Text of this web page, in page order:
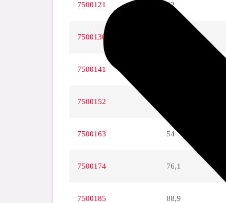
7500121 22
7500130
7500141
7500152
7500163 54
7500174 76,1
7500185 88,9